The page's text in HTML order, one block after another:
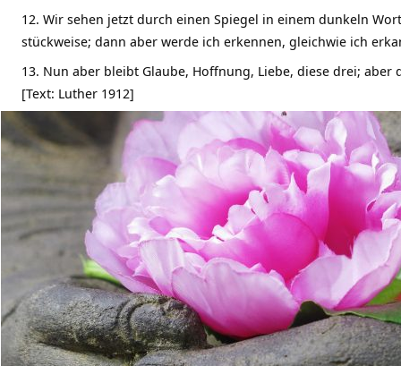
Wir sehen jetzt durch einen Spiegel in einem dunkeln
stückweise; dann aber werde ich erkennen, gleichwie ich
Nun aber bleibt Glaube, Hoffnung, Liebe, diese drei;
[Text: Luther 1912]